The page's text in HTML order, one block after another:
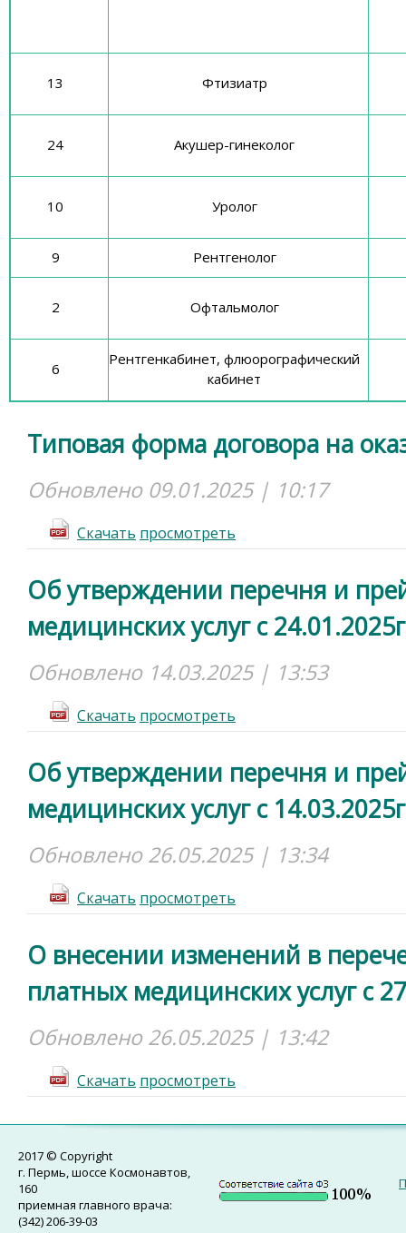
13 Фтизиатр
24 Акушер-гинеколог
10 Уролог
9 Рентгенолог
2 Офтальмолог
6
Рентгенкабинет, флюорографический
кабинет
Типовая форма договора на
Обновлено 09.01.2025 | 10:17
Cкачать просмотреть
Об утверждении перечня и
медицинских услуг с
Обновлено 14.03.2025 | 13:53
Cкачать просмотреть
Об утверждении перечня и
медицинских услуг с
Обновлено 26.05.2025 | 13:34
Cкачать просмотреть
О внесении изменений в
платных медицинских услуг с
Обновлено 26.05.2025 | 13:42
Cкачать просмотреть
2017 © Copyright
г. Пермь, шоссе Космонавтов,
160
приемная главного врача:
(342) 206-39-03